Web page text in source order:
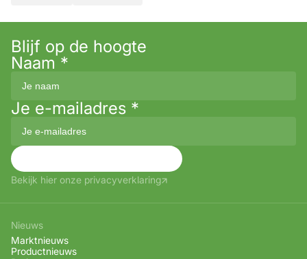
Blijf op de hoogte
Naam *
Je e-mailadres *
Bekijk hier onze privacyverklaring
Nieuws
Marktnieuws
Productnieuws